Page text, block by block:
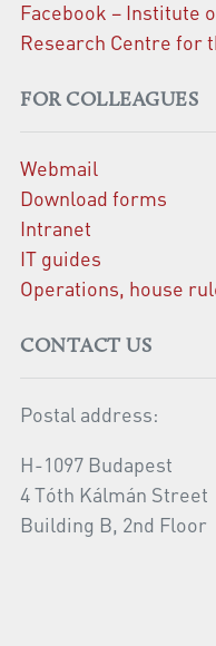
Facebook – Institute
Research Centre for
FOR COLLEAGUES
Webmail
Download forms
Intranet
IT guides
Operations, house
CONTACT US
Postal address:
H-1097 Budapest
4 Tóth Kálmán Street
Building B, 2nd Floor